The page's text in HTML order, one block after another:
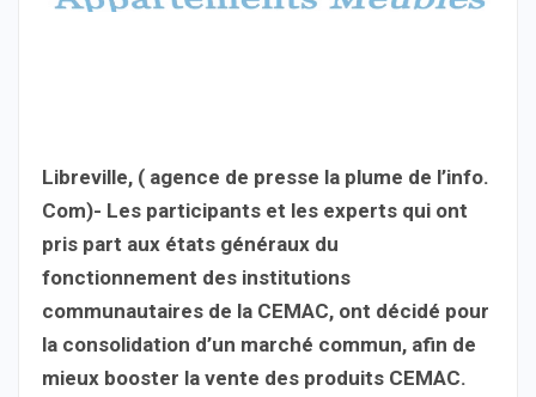
Libreville, ( agence de presse la plume de l’info.
Com)- Les participants et les experts qui ont
pris part aux états généraux du
fonctionnement des institutions
communautaires de la CEMAC, ont décidé pour
la consolidation d’un marché commun, afin de
mieux booster la vente des produits CEMAC.